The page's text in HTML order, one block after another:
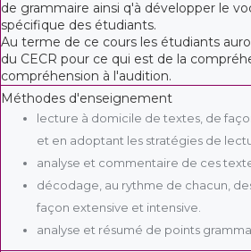
de grammaire ainsi q'à développer le
spécifique des étudiants.
Au terme de ce cours les étudiants
du CECR pour ce qui est de la
compréhension à l'audition.
Méthodes d'enseignement
lecture à domicile de textes, de
et en adoptant les stratégies de
analyse et commentaire de ces
décodage, au rythme de chacun,
façon extensive et intensive.
analyse et résumé de points